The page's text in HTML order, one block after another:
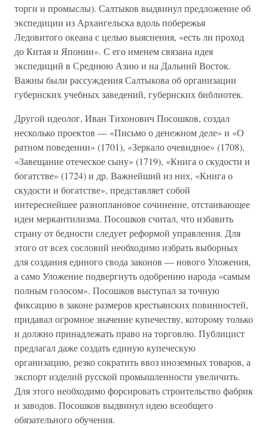
торги и промыслы). Салтыков выдвинул предложение об
экспедиции из Архангельска вдоль побережья
Ледовитого океана с целью выяснения, «есть ли проход
до Китая и Японии». С его именем связана идея
экспедиций в Среднюю Азию и на Дальний Восток.
Важны были рассуждения Салтыкова об организации
губернских учебных заведений, губернских библиотек.
Другой идеолог, Иван Тихонович Посошков, создал
несколько проектов — «Письмо о денежном деле» и «О
ратном поведении» (1701), «Зеркало очевидное» (1708),
«Завещание отеческое сыну» (1719), «Книга о скудости и
богатстве» (1724) и др. Важнейший из них, «Книга о
скудости и богатстве», представляет собой
интереснейшее разноплановое сочинение, отстаивающее
идеи меркантилизма. Посошков считал, что избавить
страну от бедности следует реформой управления. Для
этого от всех сословий необходимо избрать выборных
для создания единого свода законов — нового Уложения,
а само Уложение подвергнуть одобрению народа «самым
полным голосом». Посошков выступал за точную
фиксацию в законе размеров крестьянских повинностей,
придавал огромное значение купечеству, которому только
и должно принадлежать право на торговлю. Публицист
предлагал даже создать единую купеческую
организацию, резко сократить ввоз иноземных товаров, а
экспорт изделий русской промышленности увеличить.
Для этого необходимо форсировать строительство фабрик
и заводов. Посошков выдвинул идею всеобщего
обязательного обучения.